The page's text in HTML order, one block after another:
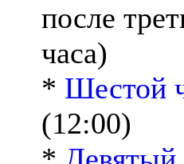
после
часа)
* Шестой
(12:00)